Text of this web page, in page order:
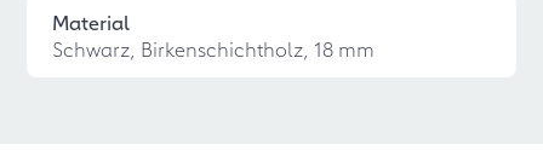
Material
Schwarz, Birkenschichtholz, 18 mm